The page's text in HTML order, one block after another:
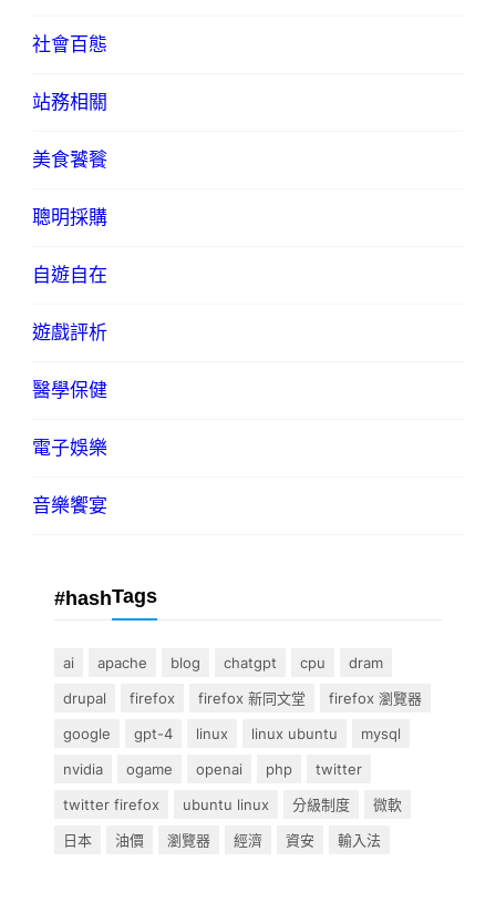
社會百態
站務相關
美食饕餮
聰明採購
自遊自在
遊戲評析
醫學保健
電子娛樂
音樂饗宴
#hashTags
ai apache blog chatgpt cpu
dram
drupal
firefox firefox 新同文堂
firefox 瀏覽器
google
gpt-4 linux linux ubuntu
mysql
nvidia
ogame openai php
twitter
twitter firefox
ubuntu linux 分級制度
微軟
日本
油價 瀏覽器 經濟 資安 輸入法